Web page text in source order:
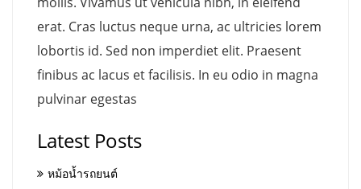
erat. Cras luctus neque urna, ac ultricies lorem
lobortis id. Sed non imperdiet elit. Praesent
finibus ac lacus et facilisis. In eu odio in magna
pulvinar egestas
Latest Posts
หม้อน้ำรถยนต์